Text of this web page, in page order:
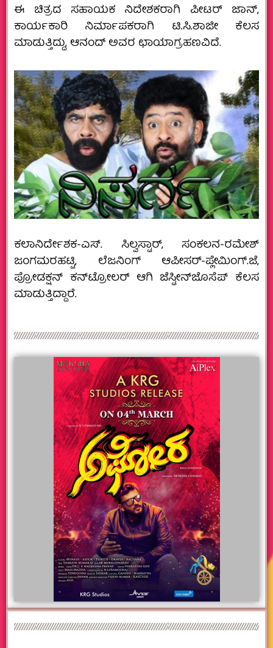
ಈ ಚಿತ್ರದ ಸಹಾಯಕ ನಿದೇಶಕರಾಗಿ ಪೀಟರ್ ಜಾನ್,
ಕಾರ್ಯಕಾರಿ ನಿರ್ಮಾಪಕರಾಗಿ ಟಿ.ಸಿ.ಶಾಜೀ ಕೆಲಸ
ಮಾಡುತ್ತಿದ್ದು, ಆನಂದ್ ಅವರ ಛಾಯಾಗ್ರಹಣವಿದೆ.
ಕಲಾನಿರ್ದೇಶಕ-ಎಸ್. ಸಿಲ್ವಸ್ಟಾರ್, ಸಂಕಲನ-ರಮೇಶ್
ಜಂಗಮರಹಟ್ಟಿ, ಲೆಜನಿಂಗ್ ಆಪೀಸರ್-ಪ್ಲೇಮಿಂಗ್.ಜೆ,
ಪ್ರೋಡಕ್ಷನ್ ಕನ್‍ಟ್ರೋಲರ್ ಆಗಿ ಜೆಸ್ಟೀನ್‍ಜೊಸೆಪ್ ಕೆಲಸ
ಮಾಡುತ್ತಿದ್ದಾರೆ.